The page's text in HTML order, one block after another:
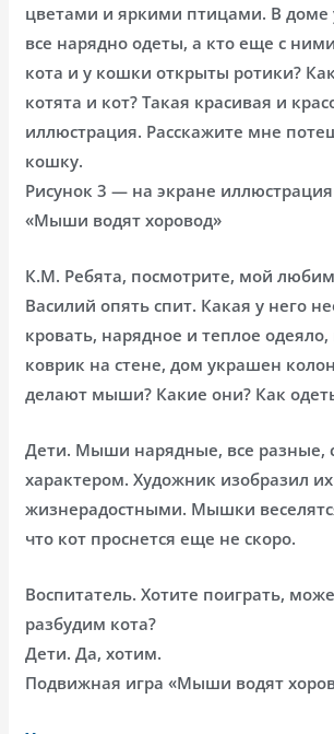
цветами и яркими птицами. В доме
все нарядно одеты, а кто еще с
кота и у кошки открыты ротики?
котята и кот? Такая красивая и
иллюстрация. Расскажите мне
кошку.
Рисунок 3 — на экране
«Мыши водят хоровод»
К.М. Ребята, посмотрите, мой
Василий опять спит. Какая у него
кровать, нарядное и теплое
коврик на стене, дом украшен
делают мыши? Какие они? Как
Дети. Мыши нарядные, все разные,
характером. Художник изобразил
жизнерадостными. Мышки
что кот проснется еще не скоро.
Воспитатель. Хотите поиграть,
разбудим кота?
Дети. Да, хотим.
Подвижная игра «Мыши водят